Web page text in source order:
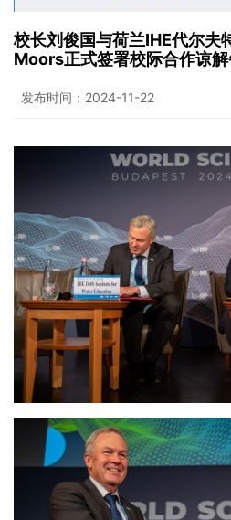
校长刘俊国与荷兰IHE代尔夫
Moors正式签署校际合作谅
发布时间：2024-11-22